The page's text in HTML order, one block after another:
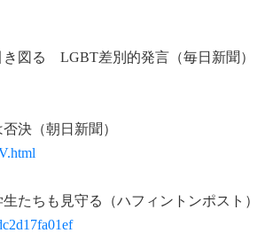
図る LGBT差別的発言（毎日新聞）
決（朝日新聞）
たちも見守る（ハフィントンポスト）